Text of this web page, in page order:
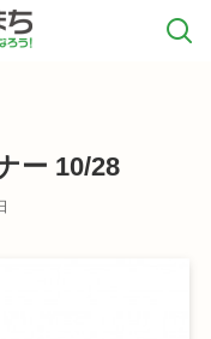
ー 10/28